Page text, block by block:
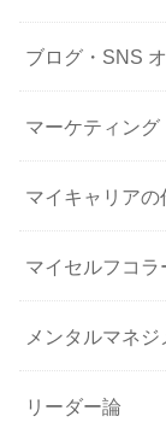
ブログ・SNS
マーケティング
マイキャリアの
マイセルフコ
メンタルマネジ
リーダー論